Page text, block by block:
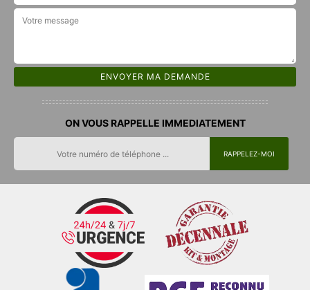
ON VOUS RAPPELLE IMMEDIATEMENT